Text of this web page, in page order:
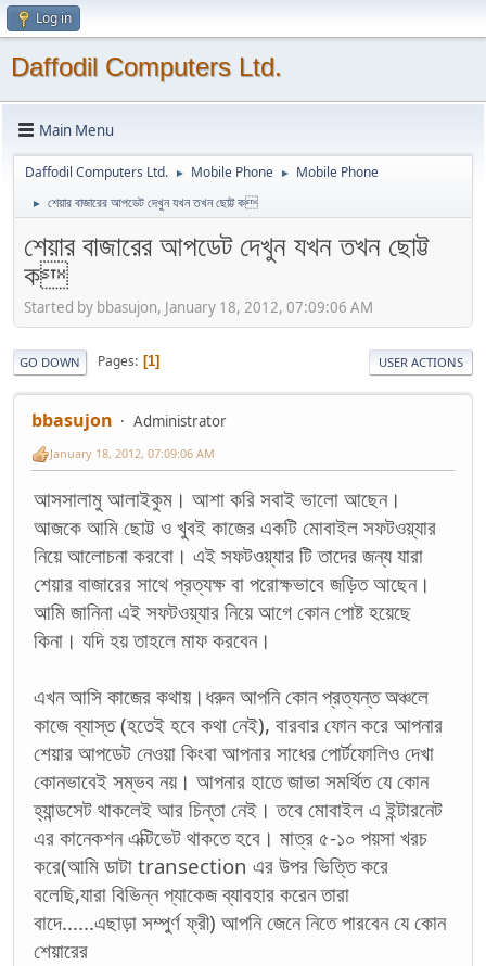
Log in
Daffodil Computers Ltd.
Main Menu
Daffodil Computers Ltd. ► Mobile Phone ► Mobile Phone
► শেয়ার বাজারের আপডেট দেখুন যখন তখন ছোট্ট ক
শেয়ার বাজারের আপডেট দেখুন যখন তখন ছোট্ট
ক
Started by bbasujon, January 18, 2012, 07:09:06 AM
GO DOWN Pages 1 USER ACTIONS
bbasujon Administrator
January 18, 2012, 07:09:06 AM
আসসালামু আলাইকুম। আশা করি সবাই ভালো আছেন।
আজকে আমি ছোট্ট ও খুবই কাজের একটি মোবাইল সফটওয়্যার
নিয়ে আলোচনা করবো। এই সফটওয়্যার টি তাদের জন্য যারা
শেয়ার বাজারের সাথে প্রত্যক্ষ বা পরোক্ষভাবে জড়িত আছেন।
আমি জানিনা এই সফটওয়্যার নিয়ে আগে কোন পোষ্ট হয়েছে
কিনা। যদি হয় তাহলে মাফ করবেন।
এখন আসি কাজের কথায়।ধরুন আপনি কোন প্রত্যন্ত অঞ্চলে
কাজে ব্যাস্ত (হতেই হবে কথা নেই), বারবার ফোন করে আপনার
শেয়ার আপডেট নেওয়া কিংবা আপনার সাধের পোর্টফোলিও দেখা
কোনভাবেই সম্ভব নয়। আপনার হাতে জাভা সমর্থিত যে কোন
হ্যান্ডসেট থাকলেই আর চিন্তা নেই। তবে মোবাইল এ ইন্টারনেট
এর কানেকশন এক্টিভেট থাকতে হবে। মাত্র ৫-১০ পয়সা খরচ
করে(আমি ডাটা transection এর উপর ভিত্তি করে
বলেছি,যারা বিভিন্ন প্যাকেজ ব্যাবহার করেন তারা
বাদে......এছাড়া সম্পুর্ণ ফ্রী) আপনি জেনে নিতে পারবেন যে কোন
শেয়ারের